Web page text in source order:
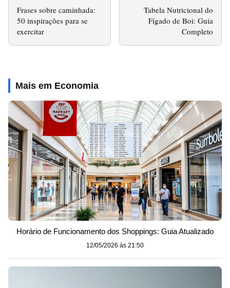
Frases sobre caminhada:
50 inspirações para se
exercitar
Tabela Nutricional do
Fígado de Boi: Guia
Completo
Mais em Economia
Horário de Funcionamento dos Shoppings: Guia Atualizado
12/05/2026 às 21:50